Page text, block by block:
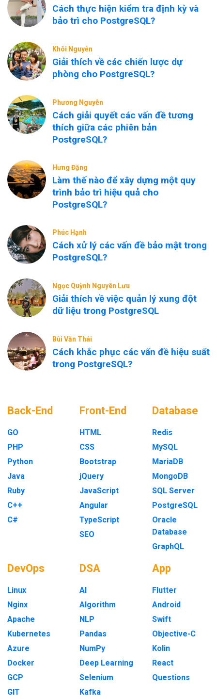
Cách thực hiện kiểm tra định kỳ và
bảo trì cho PostgreSQL?
Khôi Nguyễn
Giải thích về các chiến lược dự
phòng cho PostgreSQL?
Phương Nguyễn
Cách giải quyết các vấn đề tương
thích giữa các phiên bản
PostgreSQL?
Hưng Đặng
Làm thế nào để xây dựng một quy
trình bảo trì hiệu quả cho
PostgreSQL?
Phúc Hạnh
Cách xử lý các vấn đề bảo mật trong
PostgreSQL?
Ngọc Quỳnh Nguyên Lưu
Giải thích về việc quản lý xung đột
dữ liệu trong PostgreSQL
Bùi Văn Thái
Cách khắc phục các vấn đề hiệu suất
trong PostgreSQL?
Back-End
GO
PHP
Python
Java
Ruby
C++
C#
Front-End
HTML
CSS
Bootstrap
jQuery
JavaScript
Angular
TypeScript
SEO
Database
Redis
MySQL
MariaDB
MongoDB
SQL Server
PostgreSQL
Oracle
Database
GraphQL
DevOps
Linux
Nginx
Apache
Kubernetes
Azure
Docker
GCP
GIT
DSA
AI
Algorithm
NLP
Pandas
NumPy
Deep Learning
Selenium
Kafka
App
Flutter
Android
Swift
Objective-C
Kolin
React
Questions